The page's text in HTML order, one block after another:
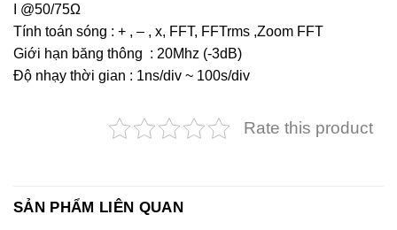
I @50/75Ω
Tính toán sóng : + , – , x, FFT, FFTrms ,Zoom FFT
Giới hạn băng thông : 20Mhz (-3dB)
Độ nhạy thời gian : 1ns/div ~ 100s/div
Rate this product
SẢN PHẨM LIÊN QUAN